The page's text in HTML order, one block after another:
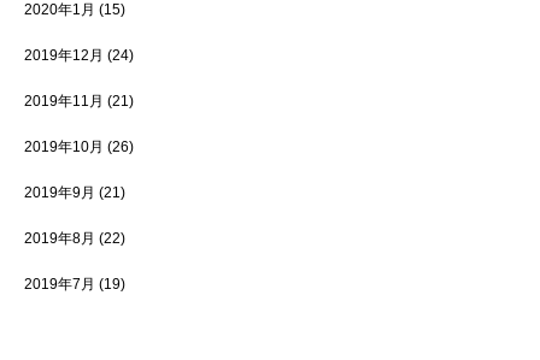
2020年1月 (15)
2019年12月 (24)
2019年11月 (21)
2019年10月 (26)
2019年9月 (21)
2019年8月 (22)
2019年7月 (19)